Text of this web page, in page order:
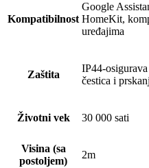
Kompatibilnost
Google
HomeKit,
uređajima
Zaštita
IP44-
čestica i
Životni vek 30 000 sati
Visina (sa
postoljem)
2m